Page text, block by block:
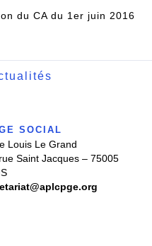
du CA du 1er juin 2016
SOCIAL
Louis Le Grand
Saint Jacques – 75005